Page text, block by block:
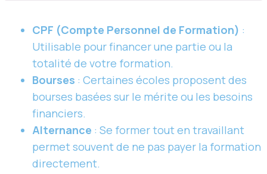
CPF (Compte Personnel de Formation) :
Utilisable pour financer une partie ou la
totalité de votre formation.
Bourses : Certaines écoles proposent des
bourses basées sur le mérite ou les besoins
financiers.
Alternance : Se former tout en travaillant
permet souvent de ne pas payer la formation
directement.